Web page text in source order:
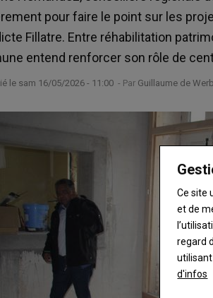
pour faire le point sur les
Fillatre. Entre réhabilitation
entend renforcer son rôle de
le sam 16/05/2026 - 11:00 - Par Guillaume de
Ce site
et de
regard
utilisant
d'infos